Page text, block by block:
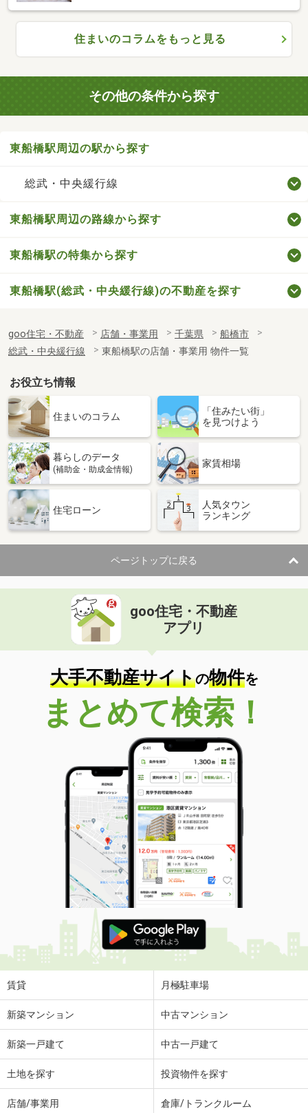
住まいのコラムをもっと見る
その他の条件から探す
東船橋駅周辺の駅から探す
総武・中央緩行線
東船橋駅周辺の路線から探す
東船橋駅の特集から探す
東船橋駅(総武・中央緩行線)の不動産を探す
goo住宅・不動産 店舗・事業用 千葉県
船橋市
総武・中央緩行線
東船橋駅の店舗・事業用 物件一覧
お役立ち情報
住まいのコラム
「住みたい街」
を見つけよう
暮らしのデータ
(補助金・助成金情報)
家賃相場
住宅ローン
人気タウン
ランキング
ページトップに戻る
goo住宅・不動産
アプリ
大手不動産サイトの物件を
まとめて検索！
賃貸 月極駐車場
新築マンション 中古マンション
新築一戸建て 中古一戸建て
土地を探す 投資物件を探す
店舗/事業用 倉庫/トランクルーム